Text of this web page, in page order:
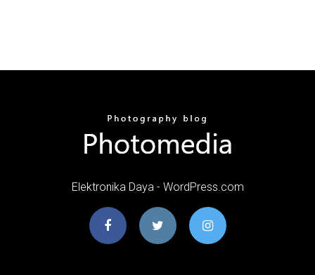
Elektronika Daya - WordPress.com